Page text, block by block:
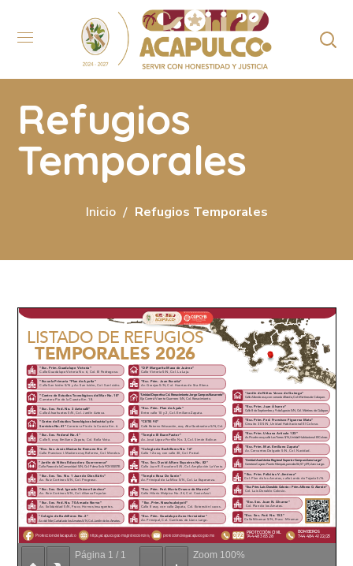
Refugios
Temporales
Inicio Refugios Temporales
Página 1 / 1 Zoom 100%